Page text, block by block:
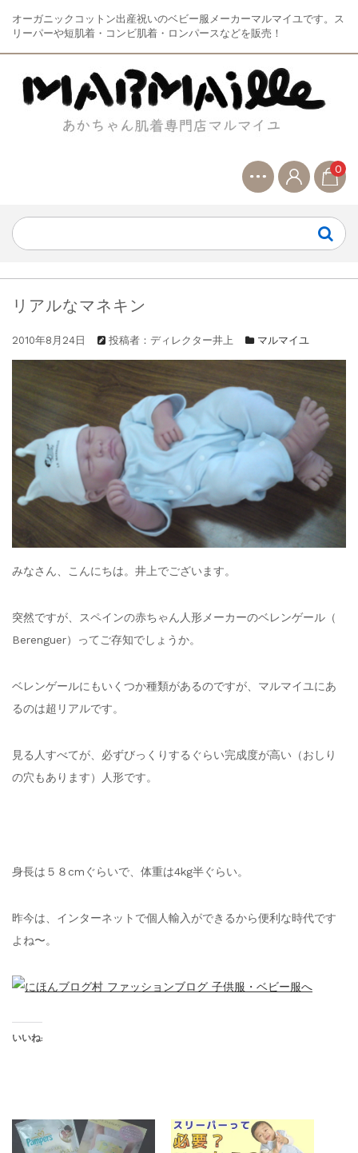
オーガニックコットン出産祝いのベビー服メーカーマルマイユです。ス
リーパーや短肌着・コンビ肌着・ロンパースなどを販売！
0
リアルなマネキン
2010年8月24日 投稿者：ディレクター井上 マルマイユ
みなさん、こんにちは。井上でございます。
突然ですが、スペインの赤ちゃん人形メーカーのベレンゲール（
Berenguer）ってご存知でしょうか。
ベレンゲールにもいくつか種類があるのですが、マルマイユにあ
るのは超リアルです。
見る人すべてが、必ずびっくりするぐらい完成度が高い（おしり
の穴もあります）人形です。
身長は５８cmぐらいで、体重は4kg半ぐらい。
昨今は、インターネットで個人輸入ができるから便利な時代です
よね〜。
いいね: